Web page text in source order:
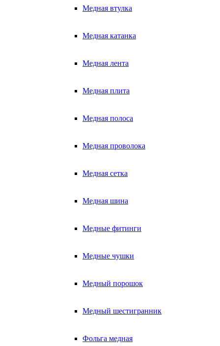
Медная втулка
Медная катанка
Медная лента
Медная плита
Медная полоса
Медная проволока
Медная сетка
Медная шина
Медные фитинги
Медные чушки
Медный порошок
Медный шестигранник
Фольга медная